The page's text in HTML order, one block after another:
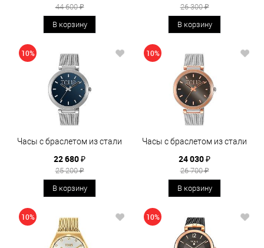
44 600 ₽
В корзину
26 300 ₽
В корзину
10%
Часы с браслетом из стали
22 680 ₽
25 200 ₽
В корзину
10%
Часы с браслетом из стали
24 030 ₽
26 700 ₽
В корзину
10% 10%